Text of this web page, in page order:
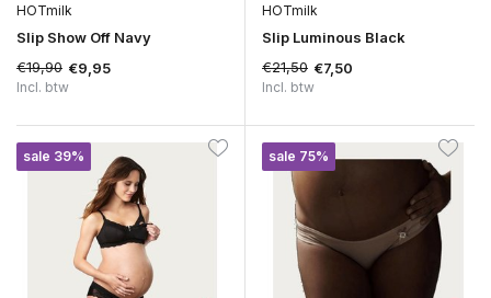
HOTmilk
Slip Show Off Navy
€19,90 €9,95
Incl. btw
HOTmilk
Slip Luminous Black
€21,50 €7,50
Incl. btw
sale 39% sale 75%